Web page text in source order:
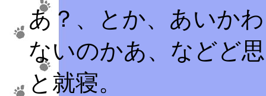
あ？、とか、あいか
ないのかあ、などど
と就寝。